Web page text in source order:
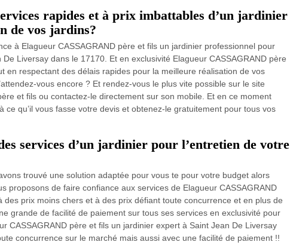
rapides et à prix imbattables d’un jardinier
de vos jardins?
à Elagueur CASSAGRAND père et fils un jardinier professionnel pour
Liversay dans le 17170. Et en exclusivité Elagueur CASSAGRAND père
en respectant des délais rapides pour la meilleure réalisation de vos
vous encore ? Et rendez-vous le plus vite possible sur le site
et fils ou contactez-le directement sur son mobile. Et en ce moment
ce qu’il vous fasse votre devis et obtenez-le gratuitement pour tous vos
services d’un jardinier pour l’entretien de votre
trouvé une solution adaptée pour vous te pour votre budget alors
proposons de faire confiance aux services de Elagueur CASSAGRAND
prix moins chers et à des prix défiant toute concurrence et en plus de
grande de facilité de paiement sur tous ses services en exclusivité pour
CASSAGRAND père et fils un jardinier expert à Saint Jean De Liversay
concurrence sur le marché mais aussi avec une facilité de paiement !!